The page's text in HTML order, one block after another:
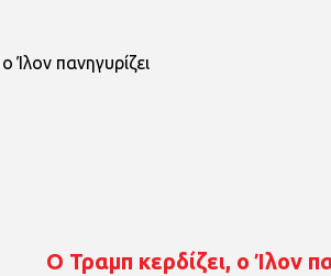
Ο Τραμπ κερδίζει, ο Ίλον